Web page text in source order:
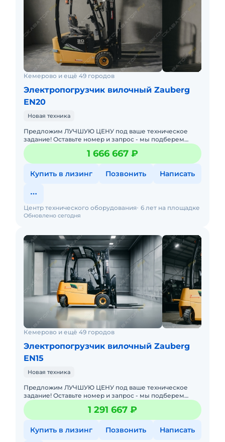
Кемерово и ещё 49 городов
Электропогрузчик вилочный Zauberg
EN20
Новая техника
Предложим ЛУЧШУЮ ЦЕНУ под ваше техническое
задание! Оставьте номер и запрос - мы подберем
модель со СКИДКОЙ. В наличии на складах новые
вилочные погрузчики1 666 667 ₽
Купить в лизинг Позвонить Написать
Обновлено сегодня
Центр технического оборудования 6 лет на площадке
Кемерово и ещё 49 городов
Электропогрузчик вилочный Zauberg
EN15
Новая техника
Предложим ЛУЧШУЮ ЦЕНУ под ваше техническое
задание! Оставьте номер и запрос - мы подберем
модель со СКИДКОЙ. В наличии на складах новые
вилочные погрузчики1 291 667 ₽
Купить в лизинг Позвонить Написать